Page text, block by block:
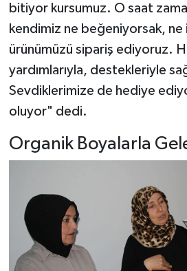
bitiyor kursumuz. O saat
kendimiz ne beğeniyorsak,
ürünümüzü sipariş ediyoruz.
yardımlarıyla, destekleriyle
Sevdiklerimize de hediye
oluyor" dedi.
Organik Boyalarla